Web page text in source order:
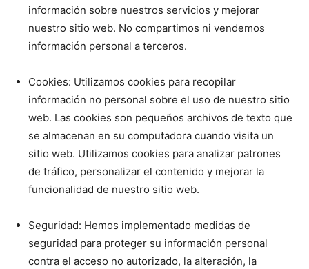
información sobre nuestros servicios y mejorar
nuestro sitio web. No compartimos ni vendemos
información personal a terceros.
Cookies: Utilizamos cookies para recopilar
información no personal sobre el uso de nuestro sitio
web. Las cookies son pequeños archivos de texto que
se almacenan en su computadora cuando visita un
sitio web. Utilizamos cookies para analizar patrones
de tráfico, personalizar el contenido y mejorar la
funcionalidad de nuestro sitio web.
Seguridad: Hemos implementado medidas de
seguridad para proteger su información personal
contra el acceso no autorizado, la alteración, la